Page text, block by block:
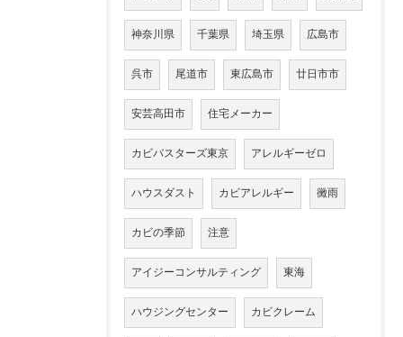
神奈川県 千葉県 埼玉県 広島市
呉市 尾道市 東広島市 廿日市市
安芸高田市 住宅メーカー
カビバスターズ東京 アレルギーゼロ
ハウスダスト カビアレルギー 黴雨
カビの季節 注意
アイジーコンサルティング 東海
ハウジングセンター カビクレーム